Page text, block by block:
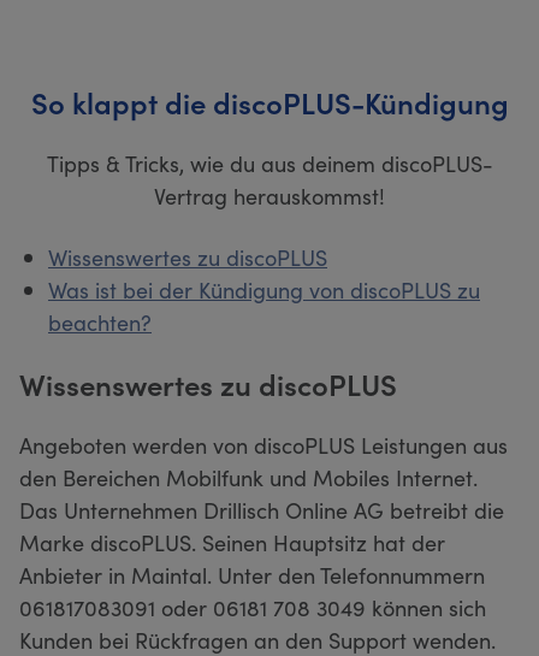
So klappt die discoPLUS-Kündigung
Tipps & Tricks, wie du aus deinem discoPLUS-
Vertrag herauskommst!
Wissenswertes zu discoPLUS
Was ist bei der Kündigung von discoPLUS zu
beachten?
Wissenswertes zu discoPLUS
Angeboten werden von discoPLUS Leistungen aus
den Bereichen Mobilfunk und Mobiles Internet.
Das Unternehmen Drillisch Online AG betreibt die
Marke discoPLUS. Seinen Hauptsitz hat der
Anbieter in Maintal. Unter den Telefonnummern
061817083091 oder 06181 708 3049 können sich
Kunden bei Rückfragen an den Support wenden.